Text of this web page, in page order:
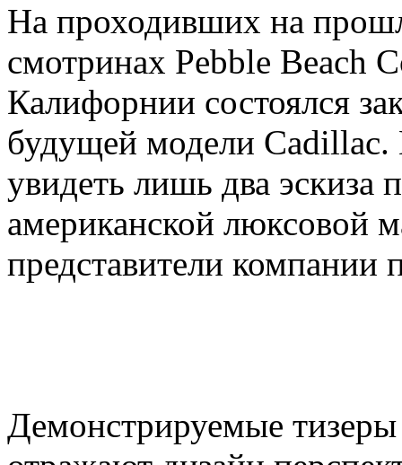
На проходивших на
смотринах Pebble Beach
Калифорнии состоялся
будущей модели
увидеть лишь два эскиза
американской люксовой
представители компании
Демонстрируемые